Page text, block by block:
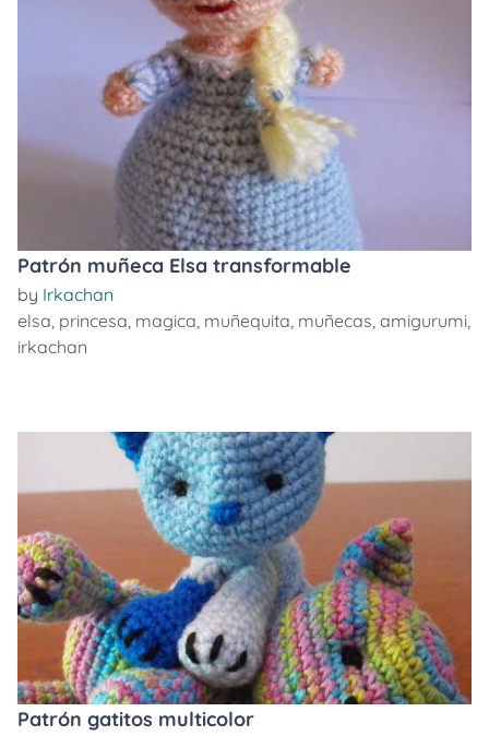
Patrón muñeca Elsa transformable
by Irkachan
elsa, princesa, magica, muñequita, muñecas, amigurumi,
irkachan
Patrón gatitos multicolor